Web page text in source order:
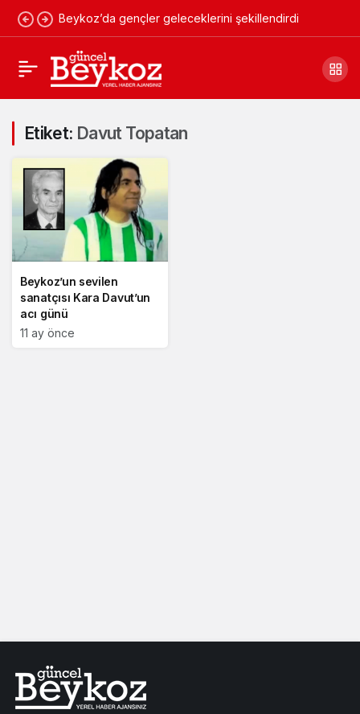
Beykoz’da gençler geleceklerini şekillendirdi
Etiket: Davut Topatan
Beykoz’un sevilen
sanatçısı Kara Davut’un
acı günü
11 ay önce